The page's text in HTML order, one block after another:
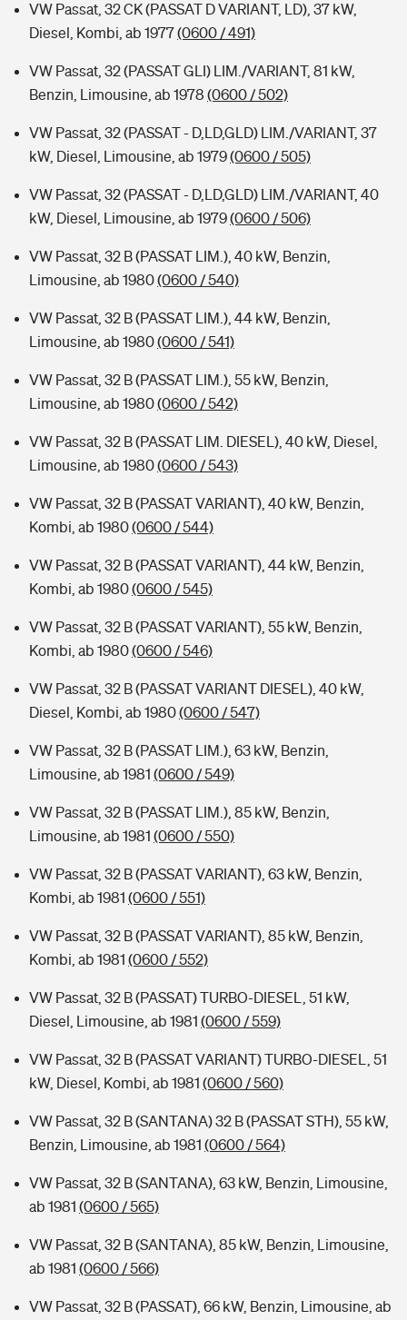
VW Passat, 32 CK (PASSAT D VARIANT, LD), 37 kW,
Diesel, Kombi, ab 1977(0600 / 491)
VW Passat, 32 (PASSAT GLI) LIM./VARIANT, 81 kW,
Benzin, Limousine, ab 1978 (0600 / 502)
VW Passat, 32 (PASSAT - D,LD,GLD) LIM./VARIANT, 37
kW, Diesel, Limousine, ab 1979(0600 / 505)
VW Passat, 32 (PASSAT - D,LD,GLD) LIM./VARIANT, 40
kW, Diesel, Limousine, ab 1979(0600 / 506)
VW Passat, 32 B (PASSAT LIM.), 40 kW, Benzin,
Limousine, ab 1980(0600 / 540)
VW Passat, 32 B (PASSAT LIM.), 44 kW, Benzin,
Limousine, ab 1980(0600 / 541)
VW Passat, 32 B (PASSAT LIM.), 55 kW, Benzin,
Limousine, ab 1980(0600 / 542)
VW Passat, 32 B (PASSAT LIM. DIESEL), 40 kW, Diesel,
Limousine, ab 1980(0600 / 543)
VW Passat, 32 B (PASSAT VARIANT), 40 kW, Benzin,
Kombi, ab 1980(0600 / 544)
VW Passat, 32 B (PASSAT VARIANT), 44 kW, Benzin,
Kombi, ab 1980(0600 / 545)
VW Passat, 32 B (PASSAT VARIANT), 55 kW, Benzin,
Kombi, ab 1980(0600 / 546)
VW Passat, 32 B (PASSAT VARIANT DIESEL), 40 kW,
Diesel, Kombi, ab 1980(0600 / 547)
VW Passat, 32 B (PASSAT LIM.), 63 kW, Benzin,
Limousine, ab 1981 (0600 / 549)
VW Passat, 32 B (PASSAT LIM.), 85 kW, Benzin,
Limousine, ab 1981 (0600 / 550)
VW Passat, 32 B (PASSAT VARIANT), 63 kW, Benzin,
Kombi, ab 1981 (0600 / 551)
VW Passat, 32 B (PASSAT VARIANT), 85 kW, Benzin,
Kombi, ab 1981 (0600 / 552)
VW Passat, 32 B (PASSAT) TURBO-DIESEL, 51 kW,
Diesel, Limousine, ab 1981 (0600 / 559)
VW Passat, 32 B (PASSAT VARIANT) TURBO-DIESEL, 51
kW, Diesel, Kombi, ab 1981 (0600 / 560)
VW Passat, 32 B (SANTANA) 32 B (PASSAT STH), 55 kW,
Benzin, Limousine, ab 1981 (0600 / 564)
VW Passat, 32 B (SANTANA), 63 kW, Benzin, Limousine,
ab 1981 (0600 / 565)
VW Passat, 32 B (SANTANA), 85 kW, Benzin, Limousine,
ab 1981 (0600 / 566)
VW Passat, 32 B (PASSAT), 66 kW, Benzin, Limousine, ab